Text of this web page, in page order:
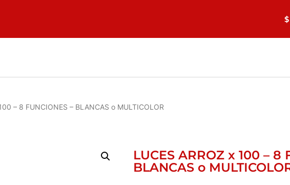
$
– 8 FUNCIONES – BLANCAS o MULTICOLOR
LUCES ARROZ x 100 – 8
BLANCAS o